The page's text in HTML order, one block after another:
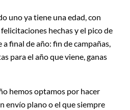
uno ya tiene una edad, con
hechas y el pico de
final de año: fin de campañas,
para el año que viene, ganas
hemos optamos por hacer
envío plano o el que siempre